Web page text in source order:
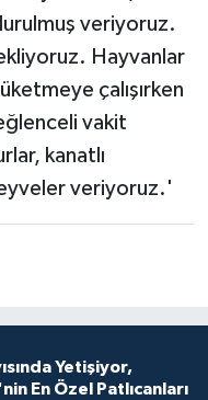
veriyoruz.
Hayvanlar
çalışırken
vakit
kanatlı
veriyoruz.'
Yetişiyor,
En Özel Patlıcanları